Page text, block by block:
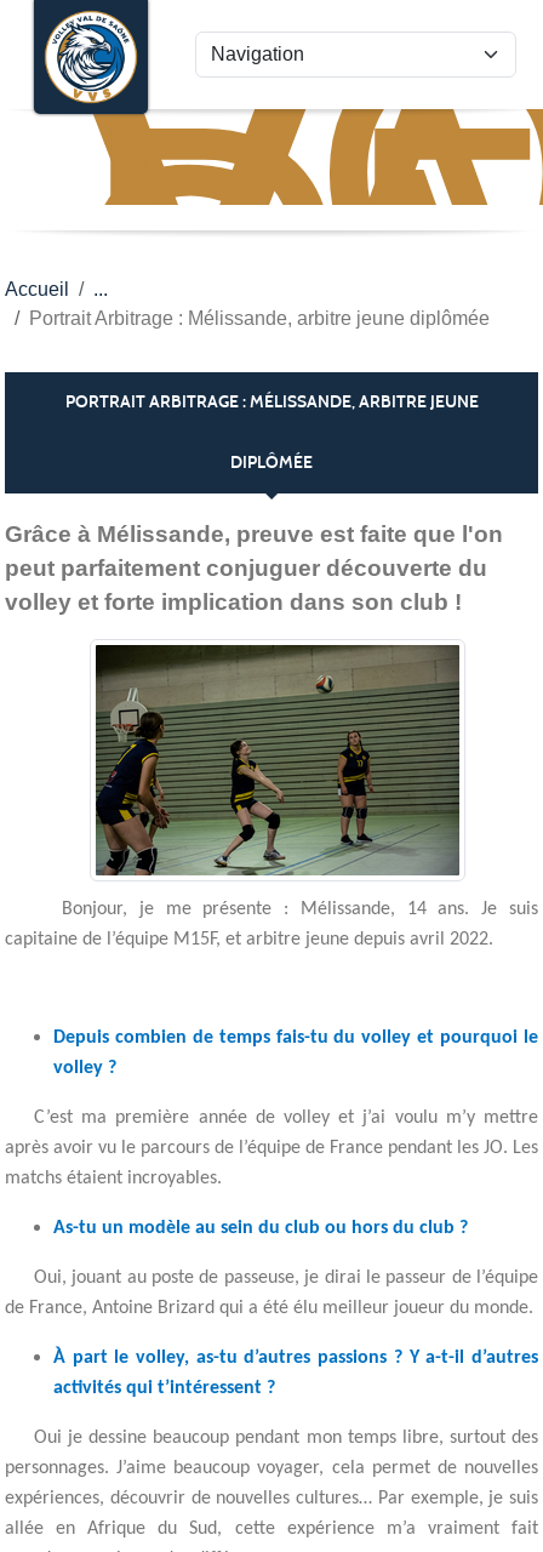
Accueil
Portrait Arbitrage : Mélissande, arbitre jeune diplômée
PORTRAIT ARBITRAGE : MÉLISSANDE, ARBITRE JEUNE
DIPLÔMÉE
Grâce à Mélissande, preuve est faite que l'on
peut parfaitement conjuguer découverte du
volley et forte implication dans son club !
Bonjour, je me présente : Mélissande, 14 ans. Je suis
capitaine de l’équipe M15F, et arbitre jeune depuis avril 2022.
Depuis combien de temps fais-tu du volley et pourquoi le
volley ?
C’est ma première année de volley et j’ai voulu m’y mettre
après avoir vu le parcours de l’équipe de France pendant les JO. Les
matchs étaient incroyables.
As-tu un modèle au sein du club ou hors du club ?
Oui, jouant au poste de passeuse, je dirai le passeur de l’équipe
de France, Antoine Brizard qui a été élu meilleur joueur du monde.
À part le volley, as-tu d’autres passions ? Y a-t-il d’autres
activités qui t’intéressent ?
Oui je dessine beaucoup pendant mon temps libre, surtout des
personnages. J’aime beaucoup voyager, cela permet de nouvelles
expériences, découvrir de nouvelles cultures… Par exemple, je suis
allée en Afrique du Sud, cette expérience m’a vraiment fait
Panneau de gestion des cookies